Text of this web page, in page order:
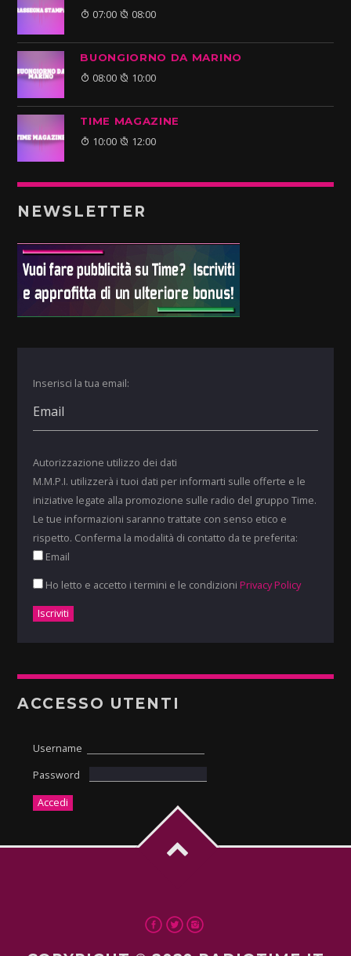
07:00 08:00
BUONGIORNO DA MARINO
08:00 10:00
TIME MAGAZINE
10:00 12:00
NEWSLETTER
Inserisci la tua email:
Autorizzazione utilizzo dei dati
M.M.P.I. utilizzerà i tuoi dati per informarti sulle offerte e le
iniziative legate alla promozione sulle radio del gruppo Time.
Le tue informazioni saranno trattate con senso etico e
rispetto. Conferma la modalità di contatto da te preferita:
Email
Ho letto e accetto i termini e le condizioni Privacy Policy
ACCESSO UTENTI
Username
Password